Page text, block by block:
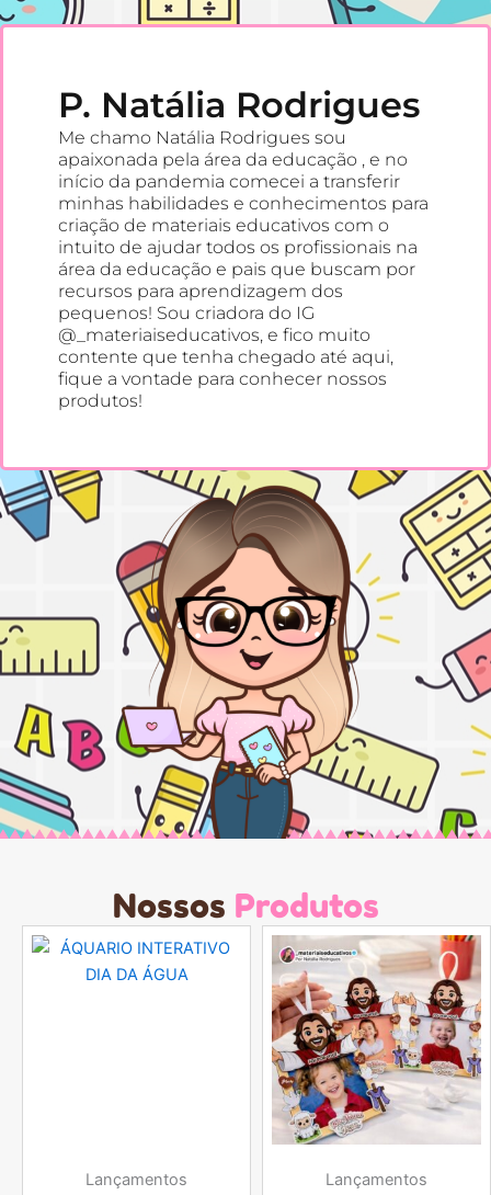
P. Natália Rodrigues
Me chamo Natália Rodrigues sou
apaixonada pela área da educação , e no
início da pandemia comecei a transferir
minhas habilidades e conhecimentos para
criação de materiais educativos com o
intuito de ajudar todos os profissionais na
área da educação e pais que buscam por
recursos para aprendizagem dos
pequenos! Sou criadora do IG
@_materiaiseducativos, e fico muito
contente que tenha chegado até aqui,
fique a vontade para conhecer nossos
produtos!
Nossos Produtos
Lançamentos
Lançamentos